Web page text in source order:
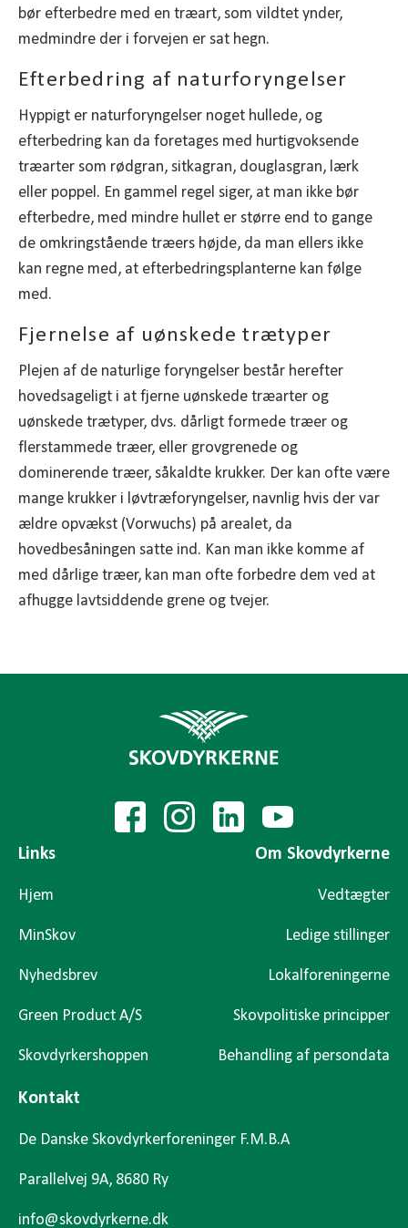
bør efterbedre med en træart, som vildtet ynder,
medmindre der i forvejen er sat hegn.
Efterbedring af naturforyngelser
Hyppigt er naturforyngelser noget hullede, og
efterbedring kan da foretages med hurtigvoksende
træarter som rødgran, sitkagran, douglasgran, lærk
eller poppel. En gammel regel siger, at man ikke bør
efterbedre, med mindre hullet er større end to gange
de omkringstående træers højde, da man ellers ikke
kan regne med, at efterbedringsplanterne kan følge
med.
Fjernelse af uønskede trætyper
Plejen af de naturlige foryngelser består herefter
hovedsageligt i at fjerne uønskede træarter og
uønskede trætyper, dvs. dårligt formede træer og
flerstammede træer, eller grovgrenede og
dominerende træer, såkaldte krukker. Der kan ofte være
mange krukker i løvtræforyngelser, navnlig hvis der var
ældre opvækst (Vorwuchs) på arealet, da
hovedbesåningen satte ind. Kan man ikke komme af
med dårlige træer, kan man ofte forbedre dem ved at
afhugge lavtsiddende grene og tvejer.
Links
Hjem
MinSkov
Nyhedsbrev
Green Product A/S
Skovdyrkershoppen
Om Skovdyrkerne
Vedtægter
Ledige stillinger
Lokalforeningerne
Skovpolitiske principper
Behandling af persondata
Kontakt
De Danske Skovdyrkerforeninger F.M.B.A
Parallelvej 9A, 8680 Ry
info@skovdyrkerne.dk